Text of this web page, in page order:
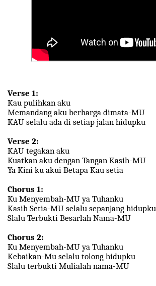
Verse 1:
Kau pulihkan aku
Memandang aku berharga dimata-MU
KAU selalu ada di setiap jalan hidupku
Verse 2:
KAU tegakan aku
Kuatkan aku dengan Tangan Kasih-MU
Ya Kini ku akui Betapa Kau setia
Chorus 1:
Ku Menyembah-MU ya Tuhanku
Kasih Setia-MU selalu sepanjang hidupku
Slalu Terbukti Besarlah Nama-MU
Chorus 2:
Ku Menyembah-MU ya Tuhanku
Kebaikan-Mu selalu tolong hidupku
Slalu terbukti Mulialah nama-MU